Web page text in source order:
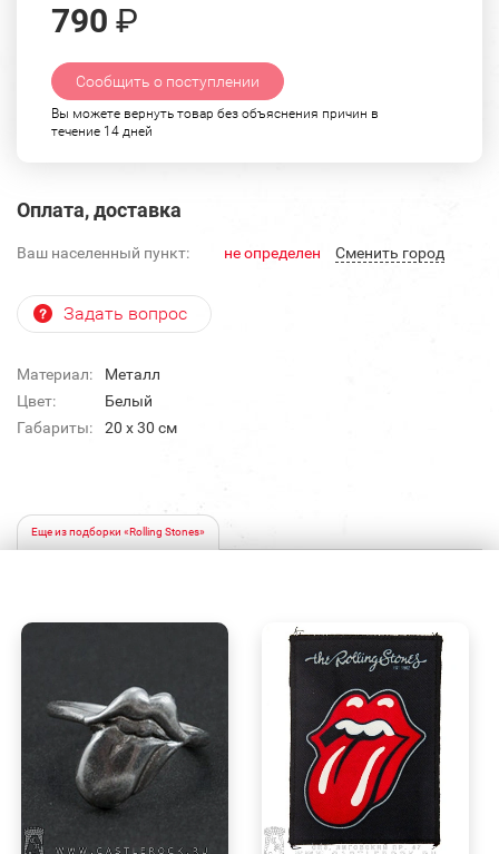
790 ₽
Сообщить о поступлении
Вы можете вернуть товар без объяснения причин в
течение 14 дней
Оплата, доставка
Ваш населенный пункт: не определен Cменить город
Задать вопрос
Материал:
Металл
Цвет:
Белый
Габариты:
20 х 30 см
Еще из подборки «Rolling Stones»